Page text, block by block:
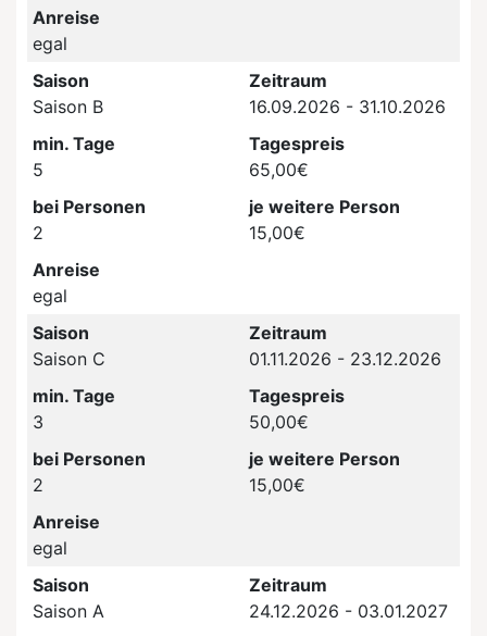
Anreise
egal
Saison
Saison B
Zeitraum
16.09.2026 - 31.10.2026
min. Tage
5
Tagespreis
65,00€
bei Personen
2
je weitere Person
15,00€
Anreise
egal
Saison
Saison C
Zeitraum
01.11.2026 - 23.12.2026
min. Tage
3
Tagespreis
50,00€
bei Personen
2
je weitere Person
15,00€
Anreise
egal
Saison
Saison A
Zeitraum
24.12.2026 - 03.01.2027